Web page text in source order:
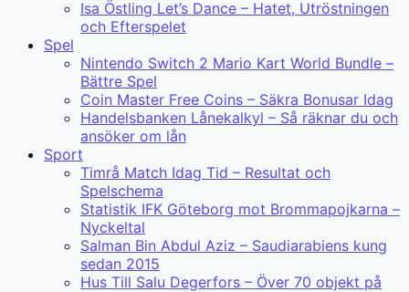
Isa Östling Let’s Dance – Hatet, Utröstningen
och Efterspelet
Spel
Nintendo Switch 2 Mario Kart World Bundle –
Bättre Spel
Coin Master Free Coins – Säkra Bonusar Idag
Handelsbanken Lånekalkyl – Så räknar du och
ansöker om lån
Sport
Timrå Match Idag Tid – Resultat och
Spelschema
Statistik IFK Göteborg mot Brommapojkarna –
Nyckeltal
Salman Bin Abdul Aziz – Saudiarabiens kung
sedan 2015
Hus Till Salu Degerfors – Över 70 objekt på